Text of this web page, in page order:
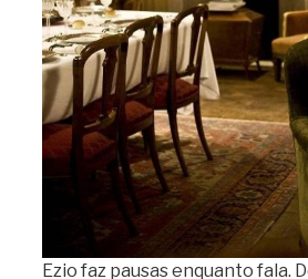
Ezio faz pausas enquanto fala.